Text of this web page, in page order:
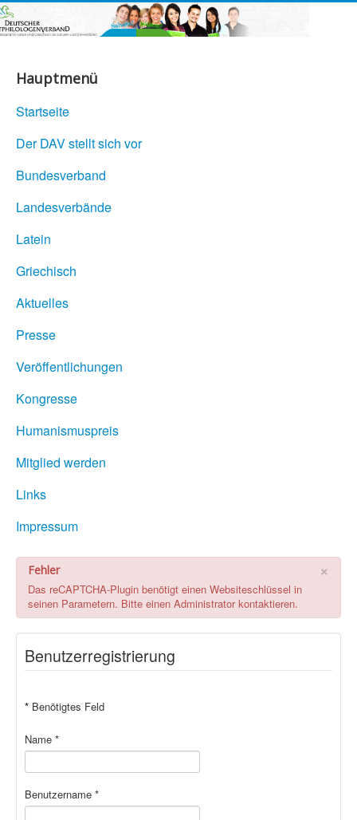
Hauptmenü
Startseite
Der DAV stellt sich vor
Bundesverband
Landesverbände
Latein
Griechisch
Aktuelles
Presse
Veröffentlichungen
Kongresse
Humanismuspreis
Mitglied werden
Links
Impressum
×
Fehler
Das reCAPTCHA-Plugin benötigt einen Websiteschlüssel in
seinen Parametern. Bitte einen Administrator kontaktieren.
Benutzerregistrierung
* Benötigtes Feld
Name *
Benutzername *